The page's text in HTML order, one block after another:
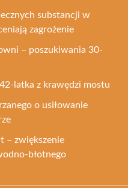
substancji w
zagrożenie
– poszukiwania 30-
latka z krawędzi mostu
o usiłowanie
– zwiększenie
błotnego